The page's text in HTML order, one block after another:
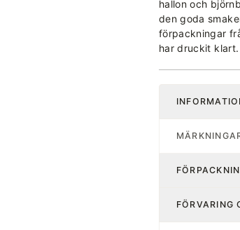
hallon och
den goda
förpackningar
har druckit klart.
FÖRVARING